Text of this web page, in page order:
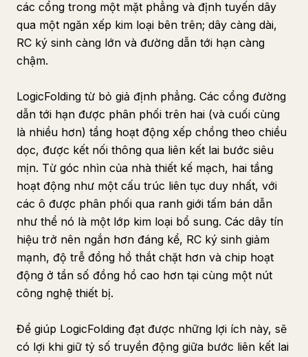
các cổng trong một mặt phẳng và định tuyến dây
qua một ngăn xếp kim loại bên trên; dây càng dài,
RC ký sinh càng lớn và đường dẫn tới hạn càng
chậm.
LogicFolding từ bỏ giả định phẳng. Các cổng đường
dẫn tới hạn được phân phối trên hai (và cuối cùng
là nhiều hơn) tầng hoạt động xếp chồng theo chiều
dọc, được kết nối thông qua liên kết lai bước siêu
mịn. Từ góc nhìn của nhà thiết kế mạch, hai tầng
hoạt động như một cấu trúc liên tục duy nhất, với
các ô được phân phối qua ranh giới tấm bán dẫn
như thể nó là một lớp kim loại bổ sung. Các dây tín
hiệu trở nên ngắn hơn đáng kể, RC ký sinh giảm
mạnh, độ trễ đồng hồ thắt chặt hơn và chip hoạt
động ở tần số đồng hồ cao hơn tại cùng một nút
công nghệ thiết bị.
Để giúp LogicFolding đạt được những lợi ích này, sẽ
có lợi khi giữ tỷ số truyền động giữa bước liên kết lai